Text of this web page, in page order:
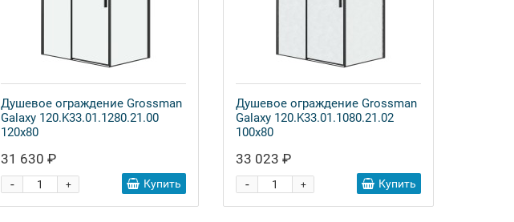
Душевое ограждение Grossman
Galaxy 120.K33.01.1280.21.00
120x80
31 630 ₽
+
- Купить
Душевое ограждение Grossman
Galaxy 120.K33.01.1080.21.02
100x80
33 023 ₽
+
- Купить